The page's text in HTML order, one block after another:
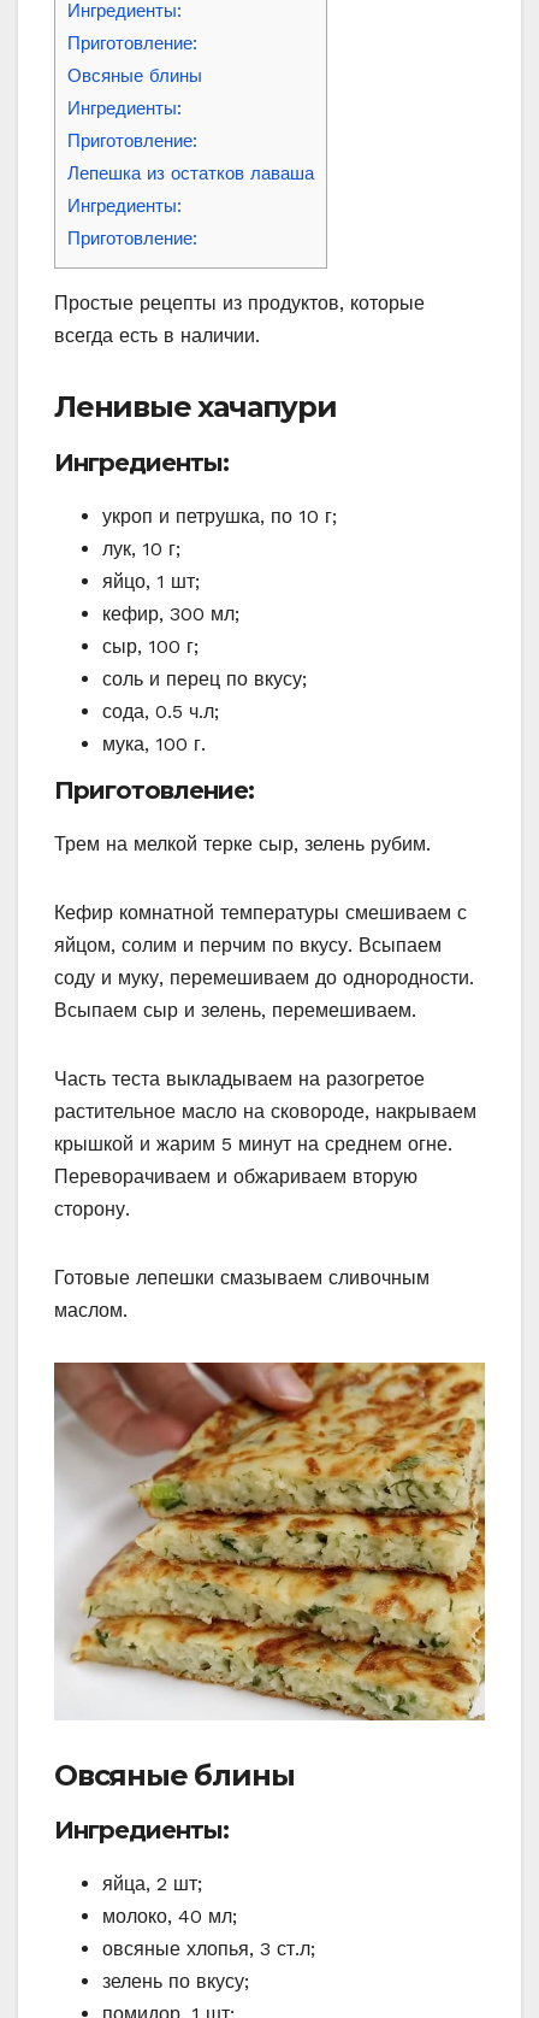
Ингредиенты:
Приготовление:
Овсяные блины
Ингредиенты:
Приготовление:
Лепешка из остатков лаваша
Ингредиенты:
Приготовление:
Простые рецепты из продуктов, которые
всегда есть в наличии.
Ленивые хачапури
Ингредиенты:
укроп и петрушка, по 10 г;
лук, 10 г;
яйцо, 1 шт;
кефир, 300 мл;
сыр, 100 г;
соль и перец по вкусу;
сода, 0.5 ч.л;
мука, 100 г.
Приготовление:
Трем на мелкой терке сыр, зелень рубим.
Кефир комнатной температуры смешиваем с
яйцом, солим и перчим по вкусу. Всыпаем
соду и муку, перемешиваем до однородности.
Всыпаем сыр и зелень, перемешиваем.
Часть теста выкладываем на разогретое
растительное масло на сковороде, накрываем
крышкой и жарим 5 минут на среднем огне.
Переворачиваем и обжариваем вторую
сторону.
Готовые лепешки смазываем сливочным
маслом.
Овсяные блины
Ингредиенты:
яйца, 2 шт;
молоко, 40 мл;
овсяные хлопья, 3 ст.л;
зелень по вкусу;